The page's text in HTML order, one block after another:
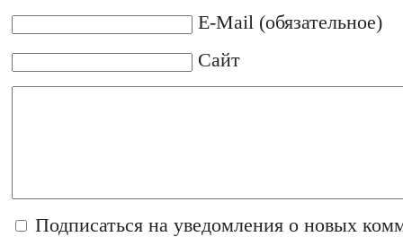
E-Mail (обязательное)
Сайт
Подписаться на уведомления о новых